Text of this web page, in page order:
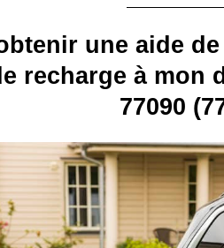
une aide
recharge à mon
77090